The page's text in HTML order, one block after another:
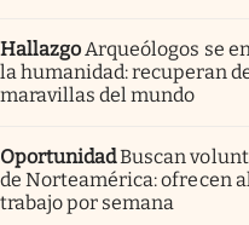
Hallazgo Arqueólogos se
la humanidad: recuperan
maravillas del mundo
OportunidadBuscan
de Norteamérica: ofrecen
trabajo por semana